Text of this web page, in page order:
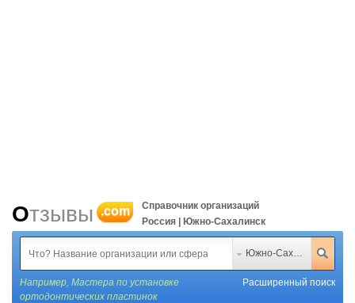
Отзывы .com
Справочник организаций
Россия | Южно-Сахалинск
Южно-Сахалинск
Например, Мастера по установке
ортодонтических пластинок
Расширенный поиск